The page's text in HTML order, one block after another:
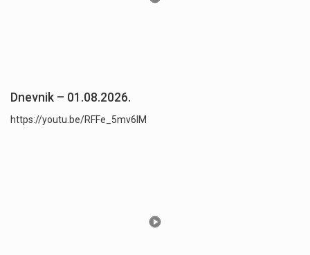
Dnevnik – 01.08.2026.
https://youtu.be/RFFe_5mv6lM